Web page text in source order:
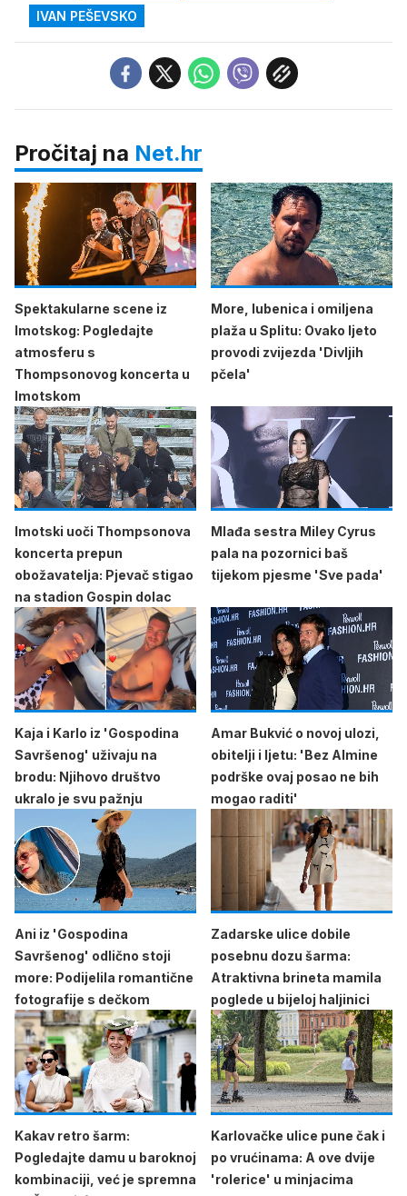
IVAN PEŠEVSKO
Pročitaj na Net.hr
Spektakularne scene iz
Imotskog: Pogledajte
atmosferu s
Thompsonovog koncerta u
Imotskom
More, lubenica i omiljena
plaža u Splitu: Ovako ljeto
provodi zvijezda 'Divljih
pčela'
Imotski uoči Thompsonova
koncerta prepun
obožavatelja: Pjevač stigao
na stadion Gospin dolac
Mlađa sestra Miley Cyrus
pala na pozornici baš
tijekom pjesme 'Sve pada'
Kaja i Karlo iz 'Gospodina
Savršenog' uživaju na
brodu: Njihovo društvo
ukralo je svu pažnju
Amar Bukvić o novoj ulozi,
obitelji i ljetu: 'Bez Almine
podrške ovaj posao ne bih
mogao raditi'
Ani iz 'Gospodina
Savršenog' odlično stoji
more: Podijelila romantične
fotografije s dečkom
Zadarske ulice dobile
posebnu dozu šarma:
Atraktivna brineta mamila
poglede u bijeloj haljinici
Kakav retro šarm:
Pogledajte damu u baroknoj
kombinaciji, već je spremna
Karlovačke ulice pune čak i
po vrućinama: A ove dvije
'rolerice' u minjacima